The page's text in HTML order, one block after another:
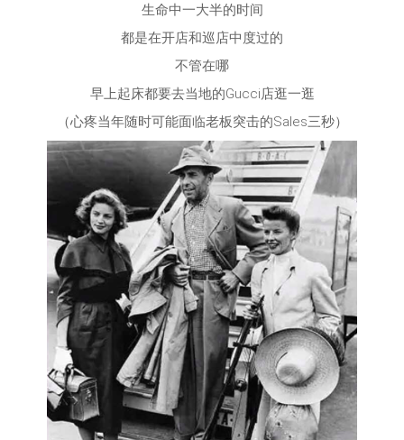
生命中一大半的时间
都是在开店和巡店中度过的
不管在哪
早上起床都要去当地的Gucci店逛一逛
（心疼当年随时可能面临老板突击的Sales三秒）